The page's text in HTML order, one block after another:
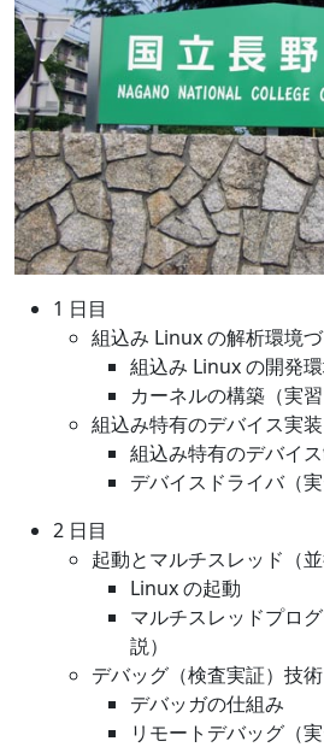
1 日目
組込み Linux の解析環境づ
組込み Linux の開発
カーネルの構築（実習
組込み特有のデバイス実装
組込み特有のデバイ
デバイスドライバ（実
2 日目
起動とマルチスレッド（並
Linux の起動
マルチスレッドプロ
説）
デバッグ（検査実証）技術
デバッガの仕組み
リモートデバッグ（実